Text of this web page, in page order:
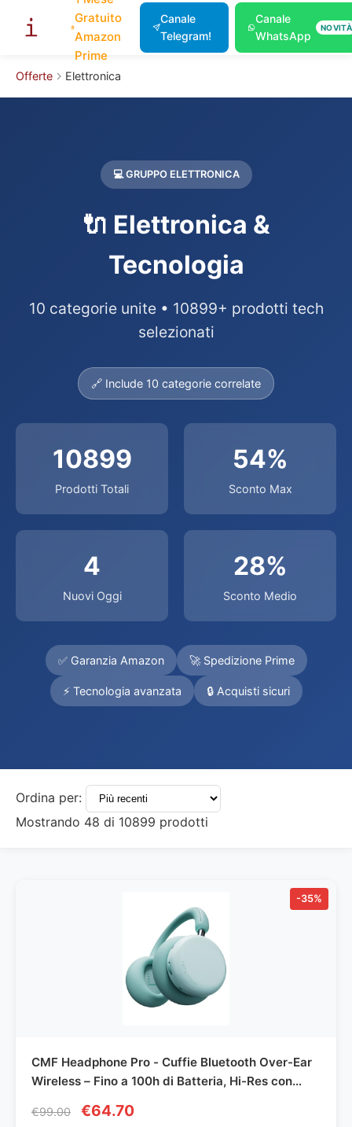
Gratuito
Amazon
Prime
Canale
Telegram!
Canale
WhatsApp
NOVITÀ
Offerte Elettronica
💻GRUPPO ELETTRONICA
🔌 Elettronica &
Tecnologia
10 categorie unite • 10899+ prodotti tech
selezionati
🔗 Include 10 categorie correlate
10899
Prodotti Totali
54%
Sconto Max
4
Nuovi Oggi
28%
Sconto Medio
✅ Garanzia Amazon 🚀 Spedizione Prime
⚡ Tecnologia avanzata 🔒 Acquisti sicuri
Ordina per:
Mostrando 48 di 10899 prodotti
-35%
CMF Headphone Pro - Cuffie Bluetooth Over-Ear
Wireless – Fino a 100h di Batteria, Hi-Res con
del Rumore – Verde Chiaro
€99.00 €64.70